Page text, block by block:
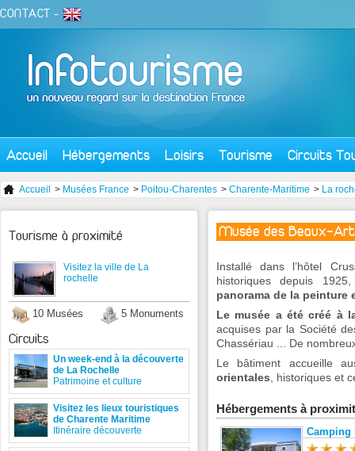
CONTACT -
Accueil Hébergements Loisirs Tourisme Circuits
Accueil > Musées France > Poitou-Charentes > Charente-Maritime > La
Musée des Beaux-
Installé dans l’hôtel
historiques depuis
panorama de la peinture
Le musée a été créé à
acquises par la Société
Chassériau ... De
Le bâtiment accueille
orientales , historiques et
Hébergements à
Camping
Tourisme à proximité
Visitez la ville de La
rochelle
10 Musées 5 Monuments
Circuits
Un week-end à la découverte
de La Rochelle
Patrimoine et culture
Visitez les lieux touristiques
de Charente Maritime
Itinéraire découverte